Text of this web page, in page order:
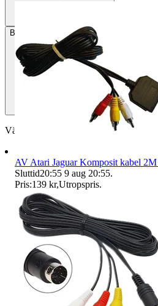
Betalning Via Tradera
Välj till köparskydd
AV Atari Jaguar Komposit kabel
Sluttid20:55 9 aug 20:55.
Pris:139 kr,Utropspris.